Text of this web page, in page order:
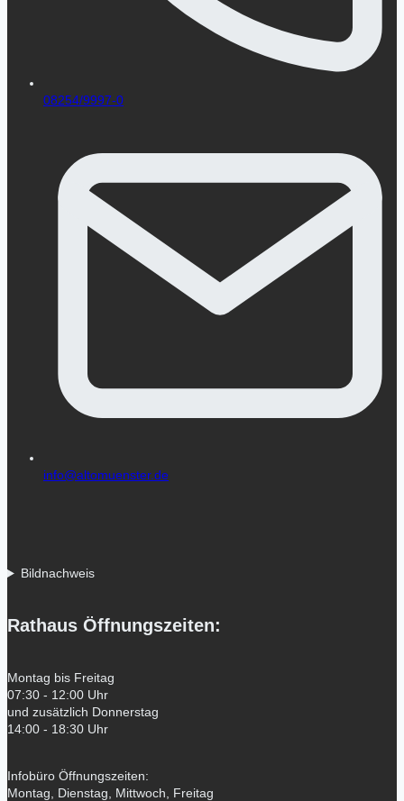
08254/9997-0
info@altomuenster.de
Bildnachweis
Rathaus Öffnungszeiten:
Montag bis Freitag
07:30 - 12:00 Uhr
und zusätzlich Donnerstag
14:00 - 18:30 Uhr
Infobüro Öffnungszeiten:
Montag, Dienstag, Mittwoch, Freitag